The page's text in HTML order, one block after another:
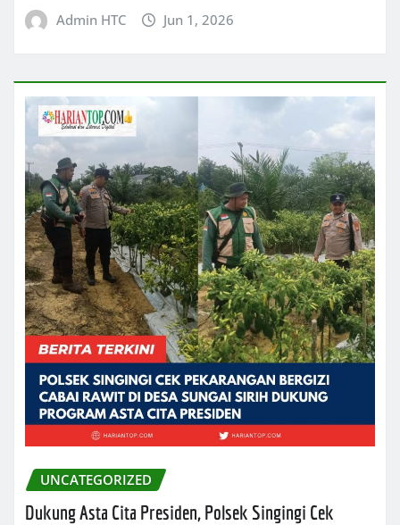
Admin HTC Jun 1, 2026
UNCATEGORIZED
Dukung Asta Cita Presiden, Polsek Singingi Cek